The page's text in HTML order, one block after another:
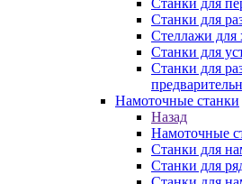
Станки для
Станки для
Стеллажи
Станки для
Станки для
Намоточные станки
Назад
Намоточные
Станки для
Станки для